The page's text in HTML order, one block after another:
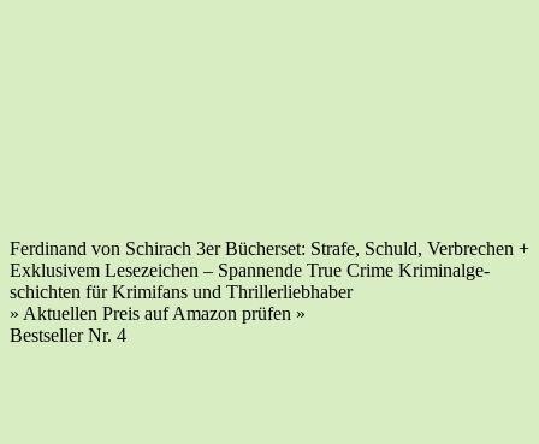
Fer­di­nand von Schi­rach 3er Bücher­set: Stra­fe, Schuld, Ver­bre­chen +
Exklu­si­vem Lese­zei­chen – Span­nen­de True Crime Kri­mi­nal­ge­
schich­ten für Kri­mi­fans und Thrillerliebhaber
» Aktu­el­len Preis auf Ama­zon prü­fen »
Best­sel­ler Nr. 4